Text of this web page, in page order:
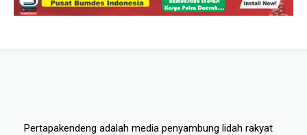
Pertapakendeng adalah media penyambung lidah rakyat